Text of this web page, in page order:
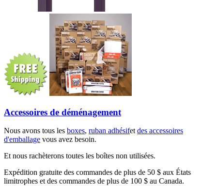
Accessoires de déménagement
Nous avons tous les boxes, ruban adhésifetdes accessoires
d'emballage vous avez besoin.
Et nous rachèterons toutes les boîtes non utilisées.
Expédition gratuite des commandes de plus de 50 $ aux États
limitrophes et des commandes de plus de 100 $ au Canada.